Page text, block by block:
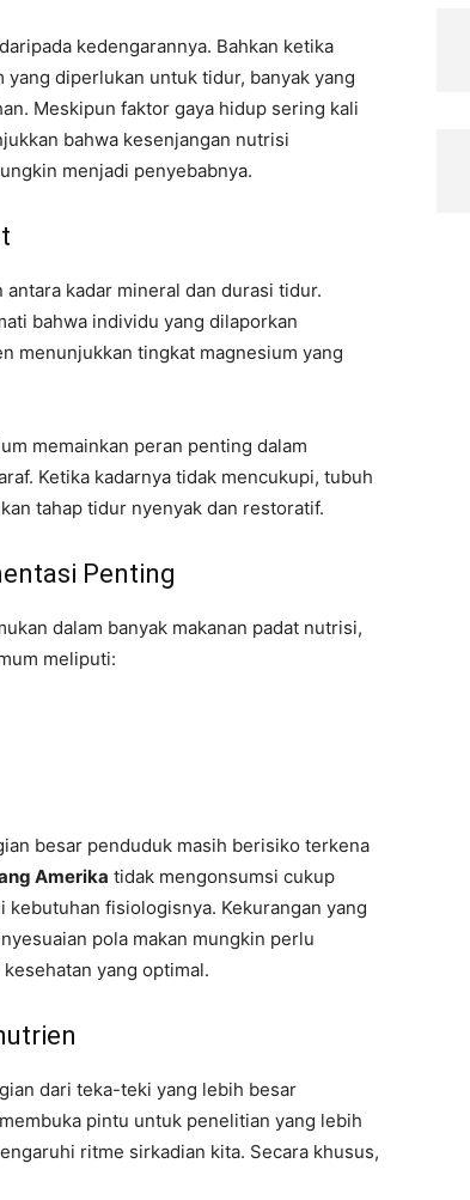
kedengarannya. Bahkan ketika
diperlukan untuk tidur, banyak yang
Meskipun faktor gaya hidup sering kali
bahwa kesenjangan nutrisi
menjadi penyebabnya.
kadar mineral dan durasi tidur.
bahwa individu yang dilaporkan
menunjukkan tingkat magnesium yang
memainkan peran penting dalam
Ketika kadarnya tidak mencukupi, tubuh
tahap tidur nyenyak dan restoratif.
Penting
dalam banyak makanan padat nutrisi,
meliputi:
besar penduduk masih berisiko terkena
Amerika tidak mengonsumsi cukup
kebutuhan fisiologisnya. Kekurangan yang
pola makan mungkin perlu
yang optimal.
dari teka-teki yang lebih besar
pintu untuk penelitian yang lebih
ritme sirkadian kita. Secara khusus,